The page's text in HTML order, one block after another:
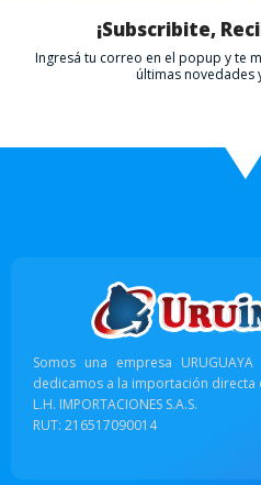
¡Subscribite,
Ingresá tu correo en el popup y te
últimas novedades
Somos una empresa
dedicamos a la importación directa
L.H. IMPORTACIONES S.A.S.
RUT: 216517090014